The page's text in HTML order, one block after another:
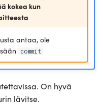
kokea kun
antaa, ole
commit
On hyvä
lävitse.